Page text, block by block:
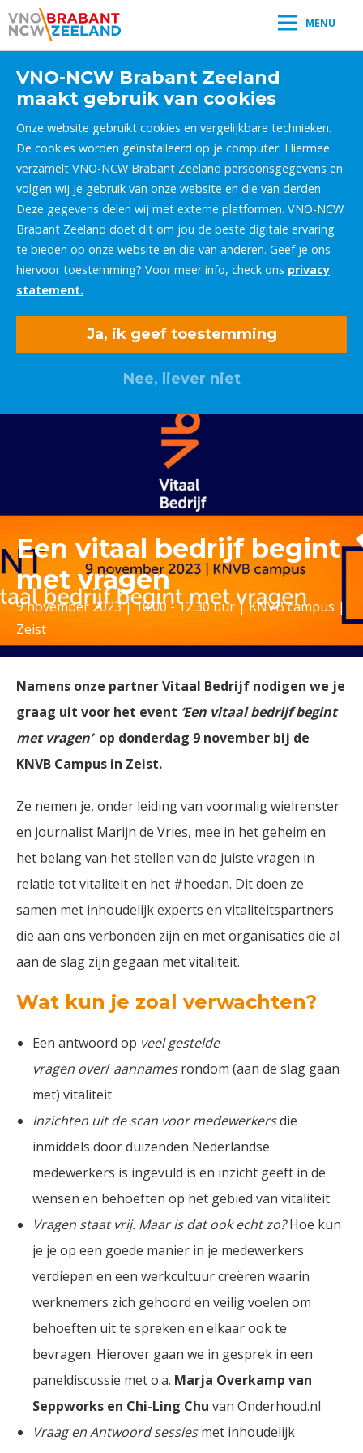
MENU
VNO-NCW Brabant Zeeland
maakt gebruik van cookies
Onze website gebruikt cookies en vergelijkbare technieken.
De cookies worden geïnstalleerd op je computer. Hiermee
verzamelt VNO-NCW Brabant Zeeland persoonsgegevens en
volgen wij je gebruik van onze website en die van derden.
Deze gegevens delen wij met externe platformen. VNO-NCW
Brabant Zeeland doet dit om jou de beste digitale ervaring
te bieden op onze website en die van anderen. Geef je ons
hiervoor toestemming? Voor meer info, check ons privacy
statement.
Ja, ik geef toestemming
Nee, liever niet
Een vitaal bedrijf begint
met vragen
9 november 2023 | 10:00 - 12:30 uur | KNVB campus |
Zeist
Namens onze partner Vitaal Bedrijf nodigen we je
graag uit voor het event ‘Een vitaal bedrijf begint
met vragen’ op donderdag 9 november bij de
KNVB Campus in Zeist.
Ze nemen je, onder leiding van voormalig wielrenster
en journalist Marijn de Vries, mee in het geheim en
het belang van het stellen van de juiste vragen in
relatie tot vitaliteit en het #hoedan. Dit doen ze
samen met inhoudelijk experts en vitaliteitspartners
die aan ons verbonden zijn en met organisaties die al
aan de slag zijn gegaan met vitaliteit.
Wat kun je zoal verwachten?
Een antwoord op veel gestelde
vragen over/ aannamesrondom (aan de slag gaan
met) vitaliteit
Inzichten uit de scan voor medewerkersdie
inmiddels door duizenden Nederlandse
medewerkers is ingevuld is en inzicht geeft in de
wensen en behoeften op het gebied van vitaliteit
Vragen staat vrij. Maar is dat ook echt zo?Hoe kun
je je op een goede manier in je medewerkers
verdiepen en een werkcultuur creëren waarin
werknemers zich gehoord en veilig voelen om
behoeften uit te spreken en elkaar ook te
bevragen. Hierover gaan we in gesprek in een
paneldiscussie met o.a. Marja Overkamp van
Seppworks en Chi-Ling Chu van Onderhoud.nl
Vraag en Antwoord sessiesmet inhoudelijk